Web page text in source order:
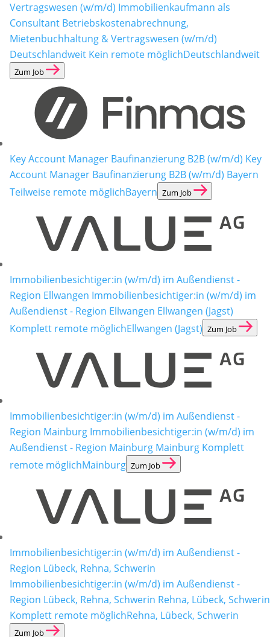
Vertragswesen (w/m/d) Immobilienkaufmann als
Consultant Betriebskostenabrechnung,
Mietenbuchhaltung & Vertragswesen (w/m/d)
Deutschlandweit Kein remote möglichDeutschlandweit
Zum Job
Key Account Manager Baufinanzierung B2B (w/m/d) Key
Account Manager Baufinanzierung B2B (w/m/d) Bayern
Teilweise remote möglichBayern Zum Job
Immobilienbesichtiger:in (w/m/d) im Außendienst -
Region Ellwangen Immobilienbesichtiger:in (w/m/d) im
Außendienst - Region Ellwangen Ellwangen (Jagst)
Komplett remote möglichEllwangen (Jagst) Zum Job
Immobilienbesichtiger:in (w/m/d) im Außendienst -
Region Mainburg Immobilienbesichtiger:in (w/m/d) im
Außendienst - Region Mainburg Mainburg Komplett
remote möglichMainburg Zum Job
Immobilienbesichtiger:in (w/m/d) im Außendienst -
Region Lübeck, Rehna, Schwerin
Immobilienbesichtiger:in (w/m/d) im Außendienst -
Region Lübeck, Rehna, Schwerin Rehna, Lübeck, Schwerin
Komplett remote möglichRehna, Lübeck, Schwerin
Zum Job